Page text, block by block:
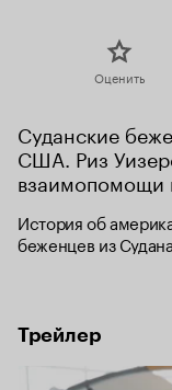
Оценить
Суданские
США. Риз
взаимопомощи
История об
беженцев из
Трейлер